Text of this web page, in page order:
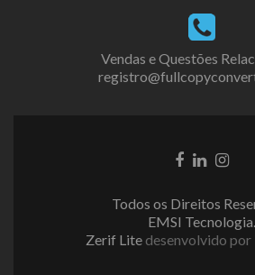
Vendas e Questões
LinkLinkLink
Todos os Direitos
EMSI Tecnologia.
Zerif Lite desenvolvido por